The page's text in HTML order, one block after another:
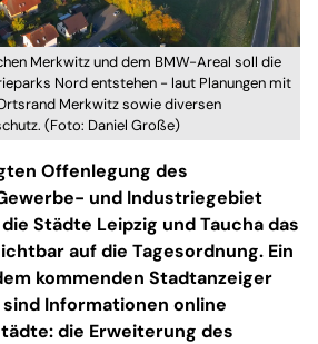
Merkwitz und dem BMW-Areal soll die
Nord entstehen - laut Planungen mit
Merkwitz sowie diversen
(Foto: Daniel Große)
Offenlegung des
und Industriegebiet
Städte Leipzig und Taucha das
auf die Tagesordnung. Ein
kommenden Stadtanzeiger
Informationen online
die Erweiterung des